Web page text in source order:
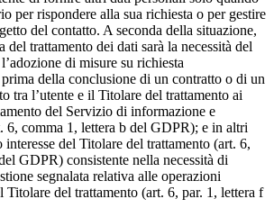
per rispondere alla sua richiesta o per gestire
del contatto. A seconda della situazione,
del trattamento dei dati sarà la necessità del
di misure su richiesta
prima della conclusione di un contratto o di un
tra l’utente e il Titolare del trattamento ai
del Servizio di informazione e
6, comma 1, lettera b del GDPR); e in altri
del Titolare del trattamento (art. 6,
GDPR) consistente nella necessità di
segnalata relativa alle operazioni
Titolare del trattamento (art. 6, par. 1, lettera f